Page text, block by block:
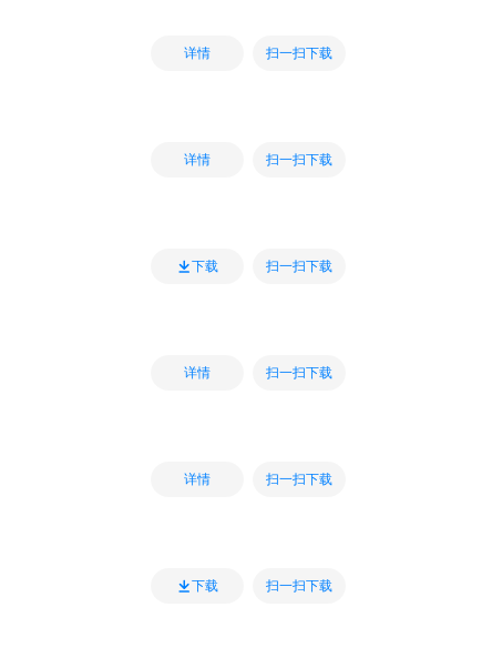
详情 扫一扫下载
详情 扫一扫下载
下载 扫一扫下载
详情 扫一扫下载
详情 扫一扫下载
下载 扫一扫下载